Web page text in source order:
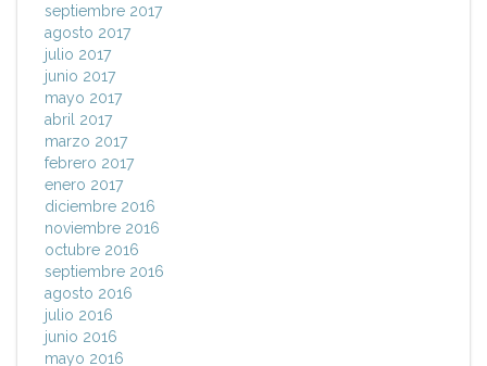
septiembre 2017
agosto 2017
julio 2017
junio 2017
mayo 2017
abril 2017
marzo 2017
febrero 2017
enero 2017
diciembre 2016
noviembre 2016
octubre 2016
septiembre 2016
agosto 2016
julio 2016
junio 2016
mayo 2016